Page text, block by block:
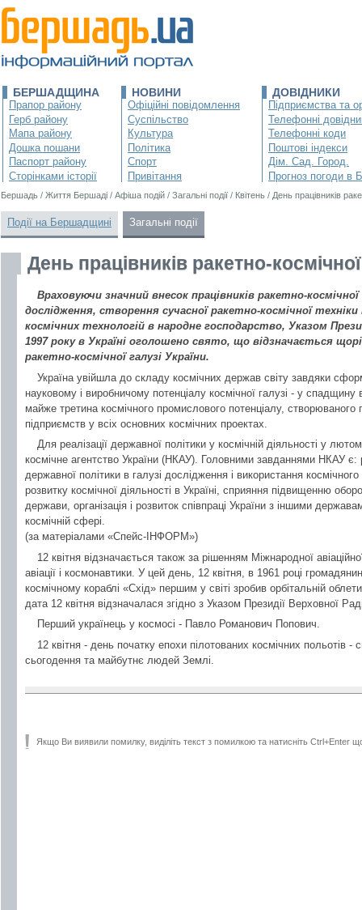
БЕРШАДЩИНА
Прапор району
Герб району
Мапа району
Дошка пошани
Паспорт району
Сторінками історії
НОВИНИ
Офіційні повідомлення
Суспільство
Культура
Політика
Спорт
Привітання
ДОВІДНИКИ
Підприємства та
Телефонні
Телефонні коди
Поштові індекси
Дім. Сад. Город.
Прогноз погоди в
Бершадь / Життя Бершаді / Афіша подій / Загальні події / Квітень / День працівників
Події на Бершадщині Загальні події
День працівників ракетно-космічної
Враховуючи значний внесок працівників ракетно-космічної
дослідження, створення сучасної ракетно-космічної
космічних технологій в народне господарство, Указом
1997 року в Україні оголошено свято, що відзначається
ракетно-космічної галузі України.
Україна увійшла до складу космічних держав світу завдяки
науковому і виробничому потенціалу космічної галузі - у
майже третина космічного промислового потенціалу, створюваного
підприємств у всіх основних космічних проектах.
Для реалізації державної політики у космічній діяльності у
космічне агентство України (НКАУ). Головними завданнями НКАУ є:
державної політики в галузі дослідження і використання космічного
розвитку космічної діяльності в Україні, сприяння підвищенню
держави, організація і розвиток співпраці України з іншими
космічній сфері.
(за матеріалами «Спейс-ІНФОРМ»)
12 квітня відзначається також за рішенням Міжнародної
авіації і космонавтики. У цей день, 12 квітня, в 1961 році
космічному кораблі «Схід» першим у світі зробив орбітальній
дата 12 квітня відзначалася згідно з Указом Президії Верховної
Перший українець у космосі - Павло Романович Попович.
12 квітня - день початку епохи пілотованих космічних польотів
сьогодення та майбутнє людей Землі.
Якщо Ви виявили помилку, виділіть текст з помилкою та натисніть Ctrl+Enter